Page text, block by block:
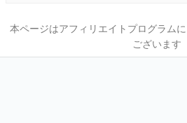
本ページはアフィリエイトプログラム
ございます